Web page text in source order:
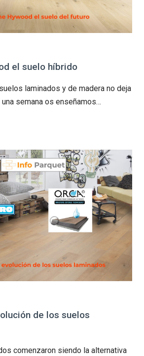
el suelo híbrido
laminados y de madera no deja
semana os enseñamos…
de los suelos
comenzaron siendo la alternativa